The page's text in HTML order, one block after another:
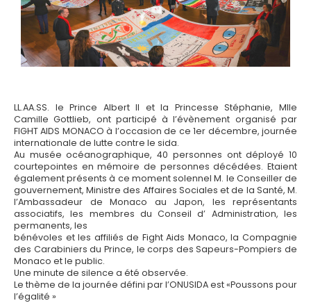
LL.AA.SS. le Prince Albert II et la Princesse Stéphanie, Mlle
Camille Gottlieb, ont participé à l’évènement organisé par
FIGHT AIDS MONACO à l’occasion de ce 1er décembre, journée
internationale de lutte contre le sida.
Au musée océanographique, 40 personnes ont déployé 10
courtepointes en mémoire de personnes décédées. Etaient
également présents à ce moment solennel M. le Conseiller de
gouvernement, Ministre des Affaires Sociales et de la Santé, M.
l’Ambassadeur de Monaco au Japon, les représentants
associatifs, les membres du Conseil d’ Administration, les
permanents, les
bénévoles et les affiliés de Fight Aids Monaco, la Compagnie
des Carabiniers du Prince, le corps des Sapeurs-Pompiers de
Monaco et le public.
Une minute de silence a été observée.
Le thème de la journée défini par l’ONUSIDA est «Poussons pour
l’égalité »